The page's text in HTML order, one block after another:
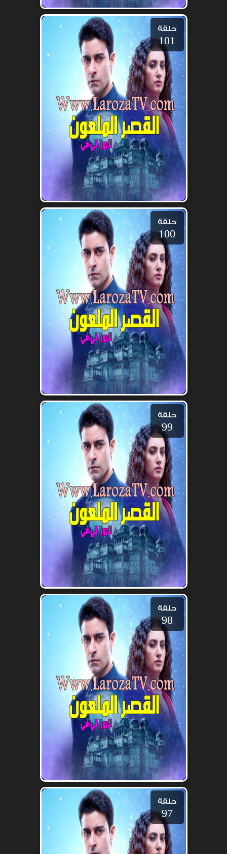
حلقة
101
حلقة
100
حلقة
99
حلقة
98
حلقة
97